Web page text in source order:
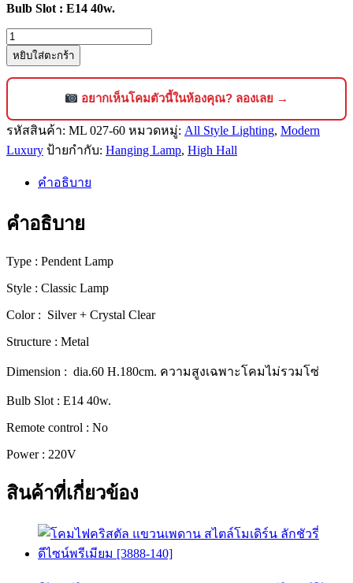
Bulb Slot : E14 40w.
จำนวน
โคม
ไฟ
แช
นเดอ
เลีย
โถง
สูง
สไตล์
สิก
[027-
ชิ้น
หยิบใส่ตะกร้า
อยากเห็นโคมตัวนี้ในห้องคุณ? ลองเลย →
รหัสสินค้า: ML 027-60 หมวดหมู่: All Style Lighting, Modern
Luxury ป้ายกำกับ: Hanging Lamp, High Hall
คำอธิบาย
คำอธิบาย
Type : Pendent Lamp
Style : Classic Lamp
Color : Silver + Crystal Clear
Structure : Metal
Dimension : dia.60 H.180cm. ความสูงเฉพาะโคมไม่รวมโซ่
Bulb Slot : E14 40w.
Remote control : No
Power : 220V
สินค้าที่เกี่ยวข้อง